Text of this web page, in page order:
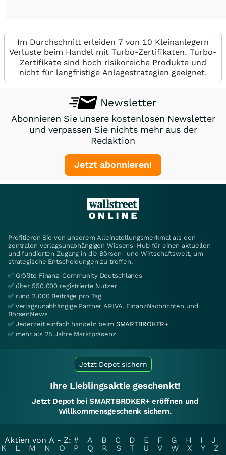
Im Durchschnitt erleiden 7 von 10 Kleinanlegern
Verluste beim Handel mit Turbo-Zertifikaten. Turbo-
Zertifikate sind hoch risikoreiche Produkte und
nicht für langfristige Anlagestrategien geeignet.
Newsletter
Abonnieren Sie unsere kostenlosen Newsletter
und verpassen Sie nichts mehr aus der
Redaktion
Jetzt abonnieren!
Profitieren Sie von unserem Alleinstellungsmerkmal als den
zentralen verlagsunabhängigen Wissens-Hub für einen aktuellen
und fundierten Zugang in die Börsen- und Wirtschaftswelt, um
strategische Entscheidungen zu treffen.
✅ Größte Finanz-Community Deutschlands
✅ über 550.000 registrierte Nutzer
✅ rund 2.000 Beiträge pro Tag
✅ verlagsunabhängige Partner ARIVA, FinanzNachrichten und
BörsenNews
✅ Jederzeit einfach handeln beim SMARTBROKER+
✅ mehr als 25 Jahre Marktpräsenz
Jetzt Depot sichern
Ihre Lieblingsaktie geschenkt!
Jetzt Depot bei SMARTBROKER+ eröffnen und
Willkommensgeschenk sichern.
Aktien von A - Z: # A B C D E F G H I
J
K
L M N O P Q R S T U V W X Y
Z